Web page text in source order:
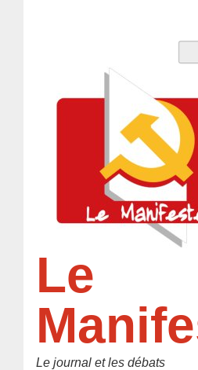
Le
Le journal et les débats